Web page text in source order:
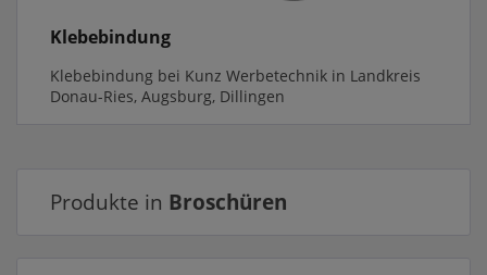
Klebebindung
Klebebindung bei Kunz Werbetechnik in Landkreis
Donau-Ries, Augsburg, Dillingen
Produkte in Broschüren